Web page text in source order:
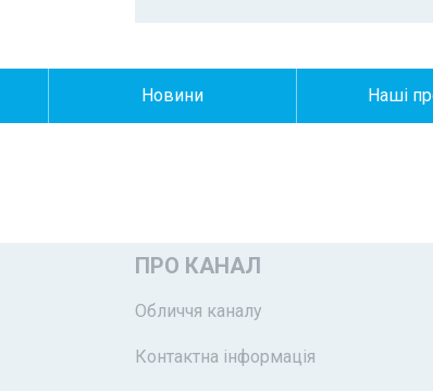
Новини Наші
ПРО КАНАЛ
Обличчя каналу
Контактна інформація